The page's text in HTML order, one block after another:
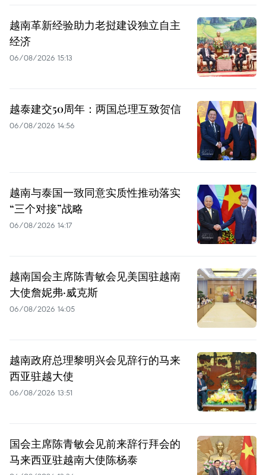
越南革新经验助力老挝建设独立自主
经济
06/08/2026 15:13
越泰建交50周年：两国总理互致贺信
06/08/2026 14:56
越南与泰国一致同意实质性推动落实
“三个对接”战略
06/08/2026 14:17
越南国会主席陈青敏会见美国驻越南
大使詹妮弗·威克斯
06/08/2026 14:05
越南政府总理黎明兴会见辞行的马来
西亚驻越大使
06/08/2026 13:51
国会主席陈青敏会见前来辞行拜会的
马来西亚驻越南大使陈杨泰